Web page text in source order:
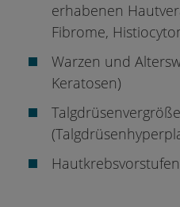
erhabenen
Fibrome,
Warzen und
Keratosen)